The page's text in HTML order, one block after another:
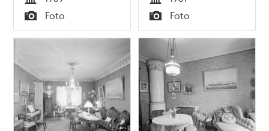
Tid
Typ
Foto Tid
Typ
Foto